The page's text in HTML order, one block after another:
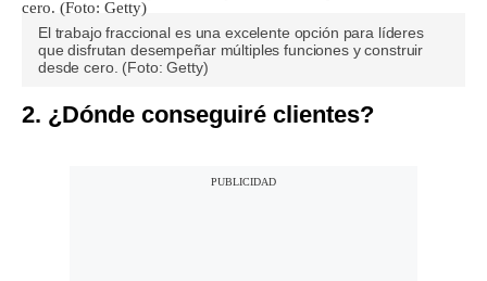
El trabajo fraccional es una excelente opción para líderes
que disfrutan desempeñar múltiples funciones y construir
desde cero. (Foto: Getty)
2. ¿Dónde conseguiré clientes?